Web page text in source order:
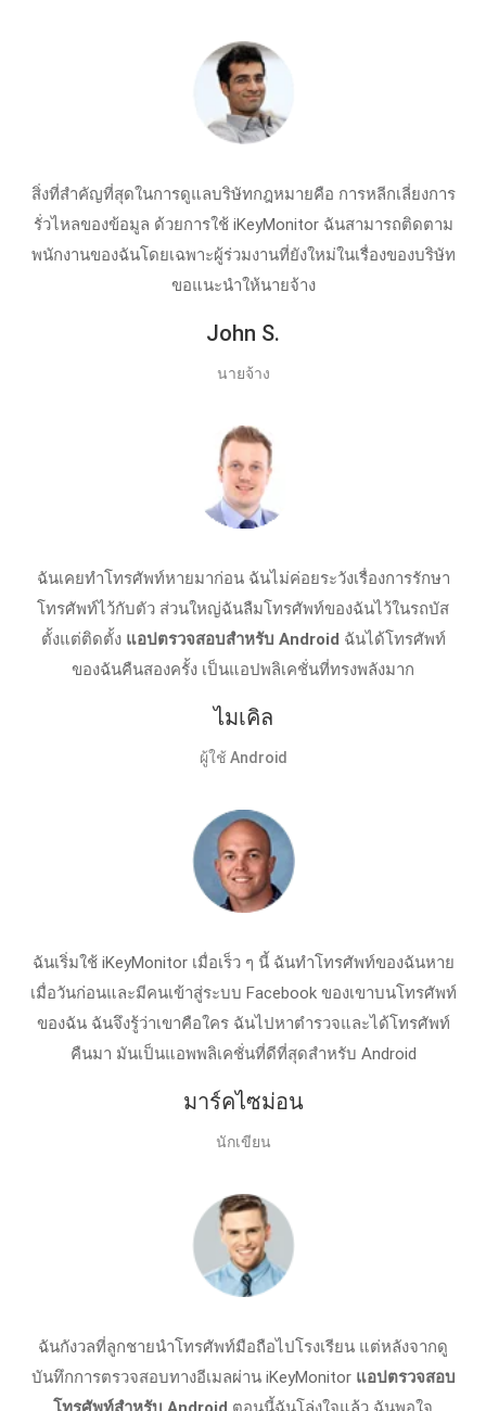
สิ่งที่สําคัญที่สุดในการดูแลบริษัทกฎหมายคือ การหลีกเลี่ยงการ
รั่วไหลของข้อมูล ด้วยการใช้ iKeyMonitor ฉันสามารถติดตาม
พนักงานของฉันโดยเฉพาะผู้ร่วมงานที่ยังใหม่ในเรื่องของบริษัท
ขอแนะนําให้นายจ้าง
John S.
นายจ้าง
ฉันเคยทำโทรศัพท์หายมาก่อน ฉันไม่ค่อยระวังเรื่องการรักษา
โทรศัพท์ไว้กับตัว ส่วนใหญ่ฉันลืมโทรศัพท์ของฉันไว้ในรถบัส
ตั้งแต่ติดตั้ง แอปตรวจสอบสําหรับ Android ฉันได้โทรศัพท์
ของฉันคืนสองครั้ง เป็นแอปพลิเคชั่นที่ทรงพลังมาก
ไมเคิล
ผู้ใช้ Android
ฉันเริ่มใช้ iKeyMonitor เมื่อเร็ว ๆ นี้ ฉันทําโทรศัพท์ของฉันหาย
เมื่อวันก่อนและมีคนเข้าสู่ระบบ Facebook ของเขาบนโทรศัพท์
ของฉัน ฉันจึงรู้ว่าเขาคือใคร ฉันไปหาตํารวจและได้โทรศัพท์
คืนมา มันเป็นแอพพลิเคชั่นที่ดีที่สุดสําหรับ Android
มาร์คไซม่อน
นักเขียน
ฉันกังวลที่ลูกชายนําโทรศัพท์มือถือไปโรงเรียน แต่หลังจากดู
บันทึกการตรวจสอบทางอีเมลผ่าน iKeyMonitor แอปตรวจสอบ